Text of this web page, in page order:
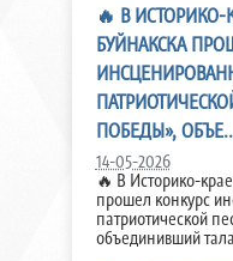
🔥 В
БУЙНАКСКА
ПОБЕДЫ»,
14-05-2026
🔥 В Историко-
прошел конкурс
патриотической
объединивший